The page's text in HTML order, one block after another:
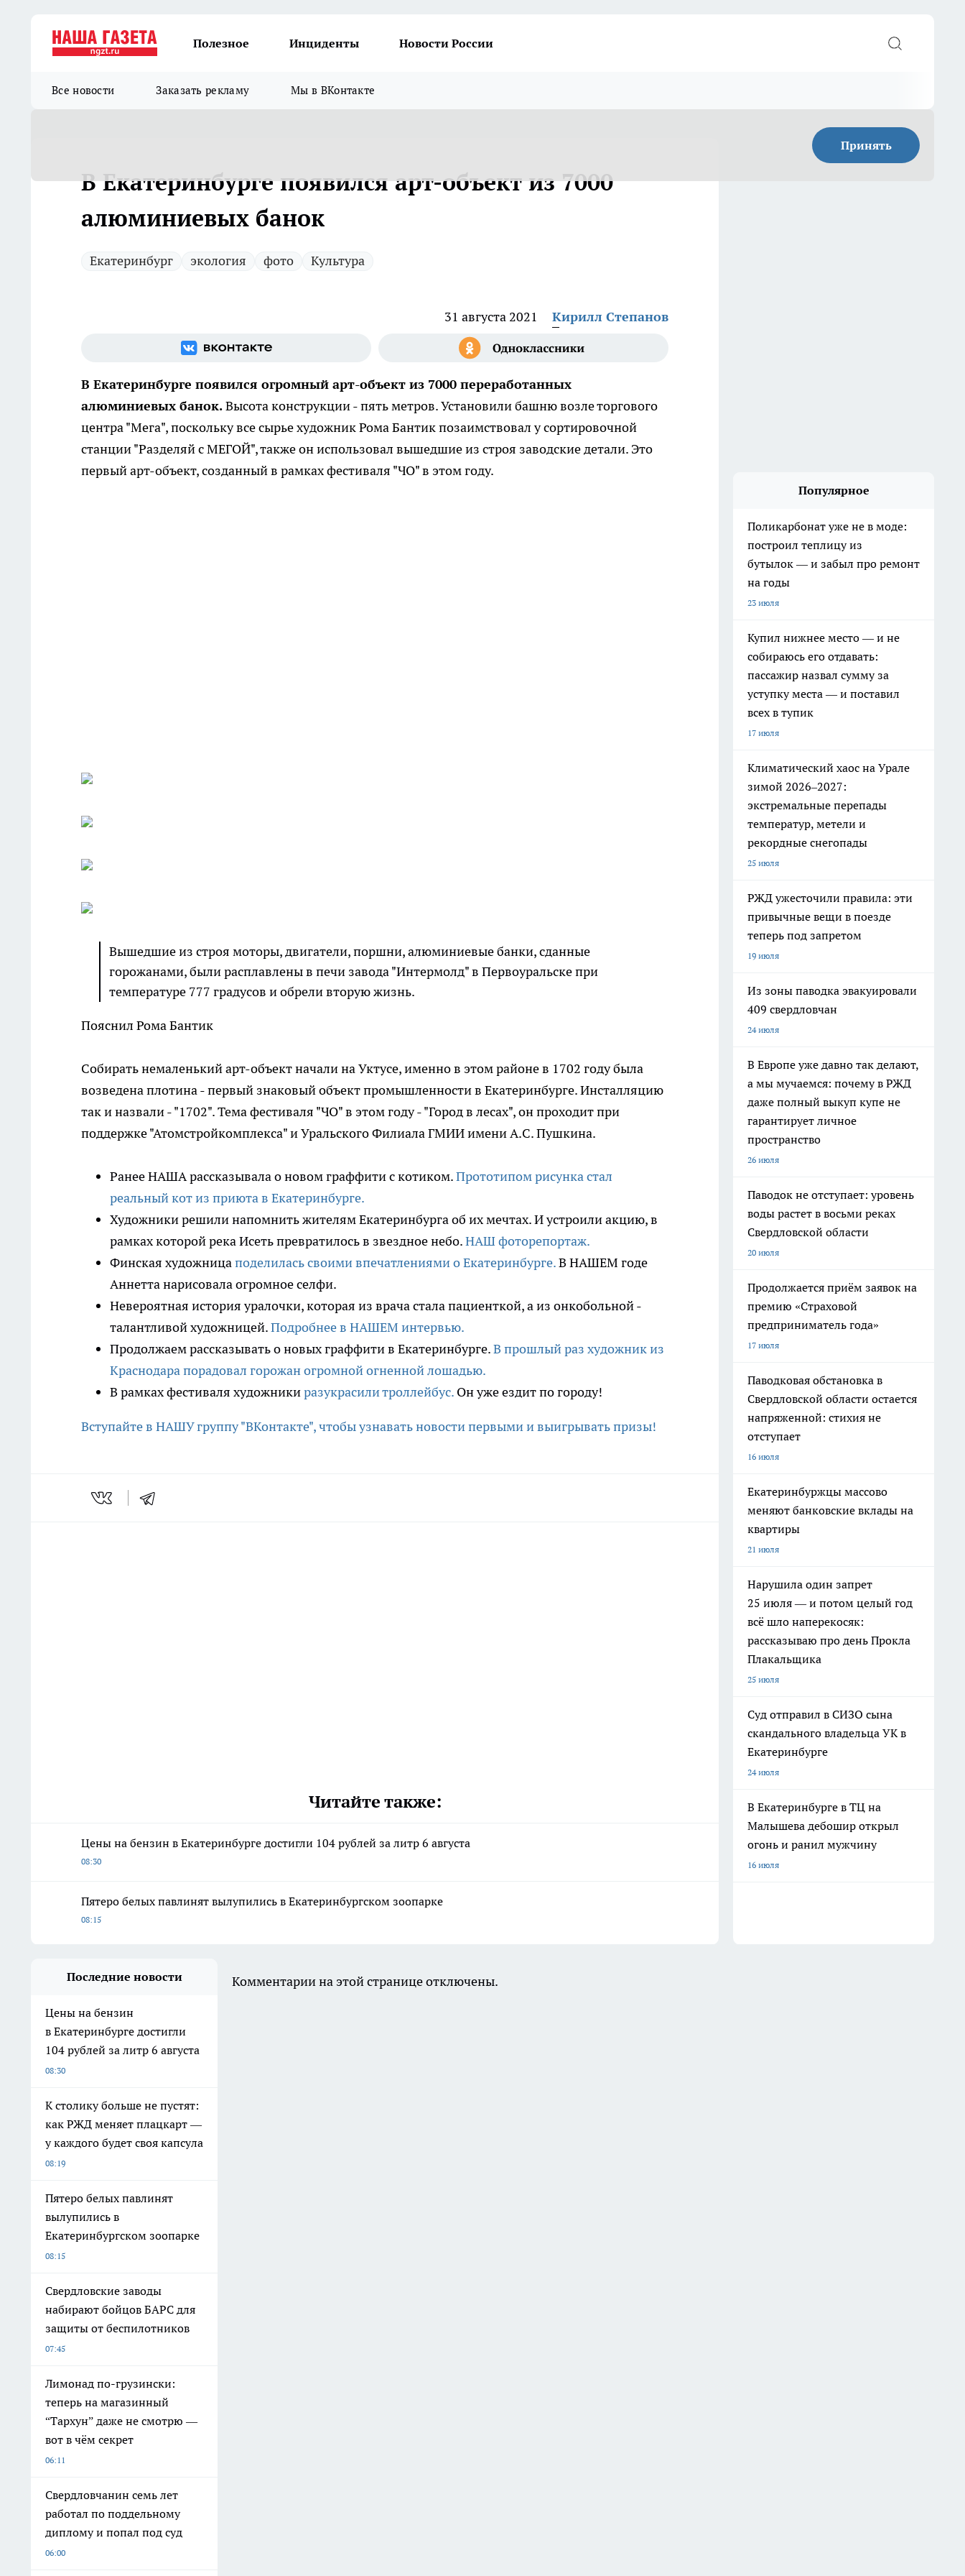
Полезное Инциденты Новости России
Все новости Заказать рекламу Мы в ВКонтакте
Принять
В Екатеринбурге появился арт-объект из 7000
алюминиевых банок
Екатеринбург экология фото Культура
31 августа 2021 Кирилл Степанов
В Екатеринбурге появился огромный арт-объект из 7000 переработанных
алюминиевых банок.Высота конструкции - пять метров. Установили башню возле торгового
центра "Мега", поскольку все сырье художник Рома Бантик позаимствовал у сортировочной
станции "Разделяй с МЕГОЙ", также он использовал вышедшие из строя заводские детали. Это
первый арт-объект, созданный в рамках фестиваля "ЧО" в этом году.
Вышедшие из строя моторы, двигатели, поршни, алюминиевые банки, сданные
горожанами, были расплавлены в печи завода "Интермолд" в Первоуральске при
температуре 777 градусов и обрели вторую жизнь.
Пояснил Рома Бантик
Собирать немаленький арт-объект начали на Уктусе, именно в этом районе в 1702 году была
возведена плотина - первый знаковый объект промышленности в Екатеринбурге. Инсталляцию
так и назвали - "1702". Тема фестиваля "ЧО" в этом году - "Город в лесах", он проходит при
поддержке "Атомстройкомплекса" и Уральского Филиала ГМИИ имени А.С. Пушкина.
Ранее НАША рассказывала о новом граффити с котиком.Прототипом рисунка стал
реальный кот из приюта в Екатеринбурге.
Художники решили напомнить жителям Екатеринбурга об их мечтах. И устроили акцию, в
рамках которой река Исеть превратилось в звездное небо.НАШ фоторепортаж.
Финская художницаподелилась своими впечатлениями о Екатеринбурге.В НАШЕМ годе
Аннетта нарисовала огромное селфи.
Невероятная история уралочки, которая из врача стала пациенткой, а из онкобольной -
талантливой художницей.Подробнее в НАШЕМ интервью.
Продолжаем рассказывать о новых граффити в Екатеринбурге.В прошлый раз художник из
Краснодара порадовал горожан огромной огненной лошадью.
В рамках фестиваля художникиразукрасили троллейбус. Он уже ездит по городу!
Вступайте в НАШУ группу "ВКонтакте", чтобы узнавать новости первыми и выигрывать призы!
Читайте также:
Цены на бензин в Екатеринбурге достигли 104 рублей за литр 6 августа
08:30
Пятеро белых павлинят вылупились в Екатеринбургском зоопарке
08:15
Популярное
Поликарбонат уже не в моде:
построил теплицу из
бутылок — и забыл про ремонт
на годы
23 июля
Купил нижнее место — и не
собираюсь его отдавать:
пассажир назвал сумму за
уступку места — и поставил
всех в тупик
17 июля
Климатический хаос на Урале
зимой 2026–2027:
экстремальные перепады
температур, метели и
рекордные снегопады
25 июля
РЖД ужесточили правила: эти
привычные вещи в поезде
теперь под запретом
19 июля
Из зоны паводка эвакуировали
409 свердловчан
24 июля
В Европе уже давно так делают,
а мы мучаемся: почему в РЖД
даже полный выкуп купе не
гарантирует личное
пространство
26 июля
Паводок не отступает: уровень
воды растет в восьми реках
Свердловской области
20 июля
Продолжается приём заявок на
премию «Страховой
предприниматель года»
17 июля
Паводковая обстановка в
Свердловской области остается
напряженной: стихия не
отступает
16 июля
Екатеринбуржцы массово
меняют банковские вклады на
квартиры
21 июля
Нарушила один запрет
25 июля — и потом целый год
всё шло наперекосяк:
рассказываю про день Прокла
Плакальщика
25 июля
Суд отправил в СИЗО сына
скандального владельца УК в
Екатеринбурге
24 июля
В Екатеринбурге в ТЦ на
Малышева дебошир открыл
огонь и ранил мужчину
16 июля
Последние новости
Цены на бензин
в Екатеринбурге достигли
104 рублей за литр 6 августа
08:30
К столику больше не пустят:
как РЖД меняет плацкарт —
у каждого будет своя капсула
08:19
Пятеро белых павлинят
вылупились в
Екатеринбургском зоопарке
08:15
Свердловские заводы
набирают бойцов БАРС для
защиты от беспилотников
07:45
Лимонад по-грузински:
теперь на магазинный
“Тархун” даже не смотрю —
вот в чём секрет
06:11
Свердловчанин семь лет
работал по поддельному
диплому и попал под суд
06:00
Комментарии на этой странице отключены.